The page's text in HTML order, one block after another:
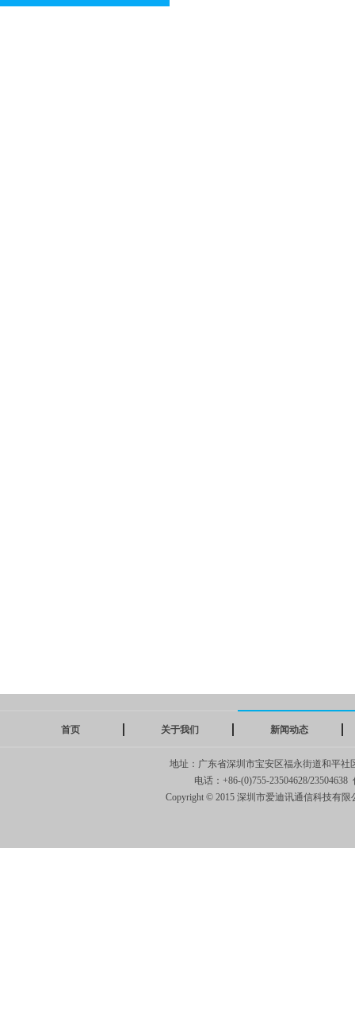
首页 关于我们 新闻动态
地址：广东省深圳市宝安区福永街道和平
电话：+86-(0)755-23504628/23504638
Copyright © 2015 深圳市爱迪讯通信科技有